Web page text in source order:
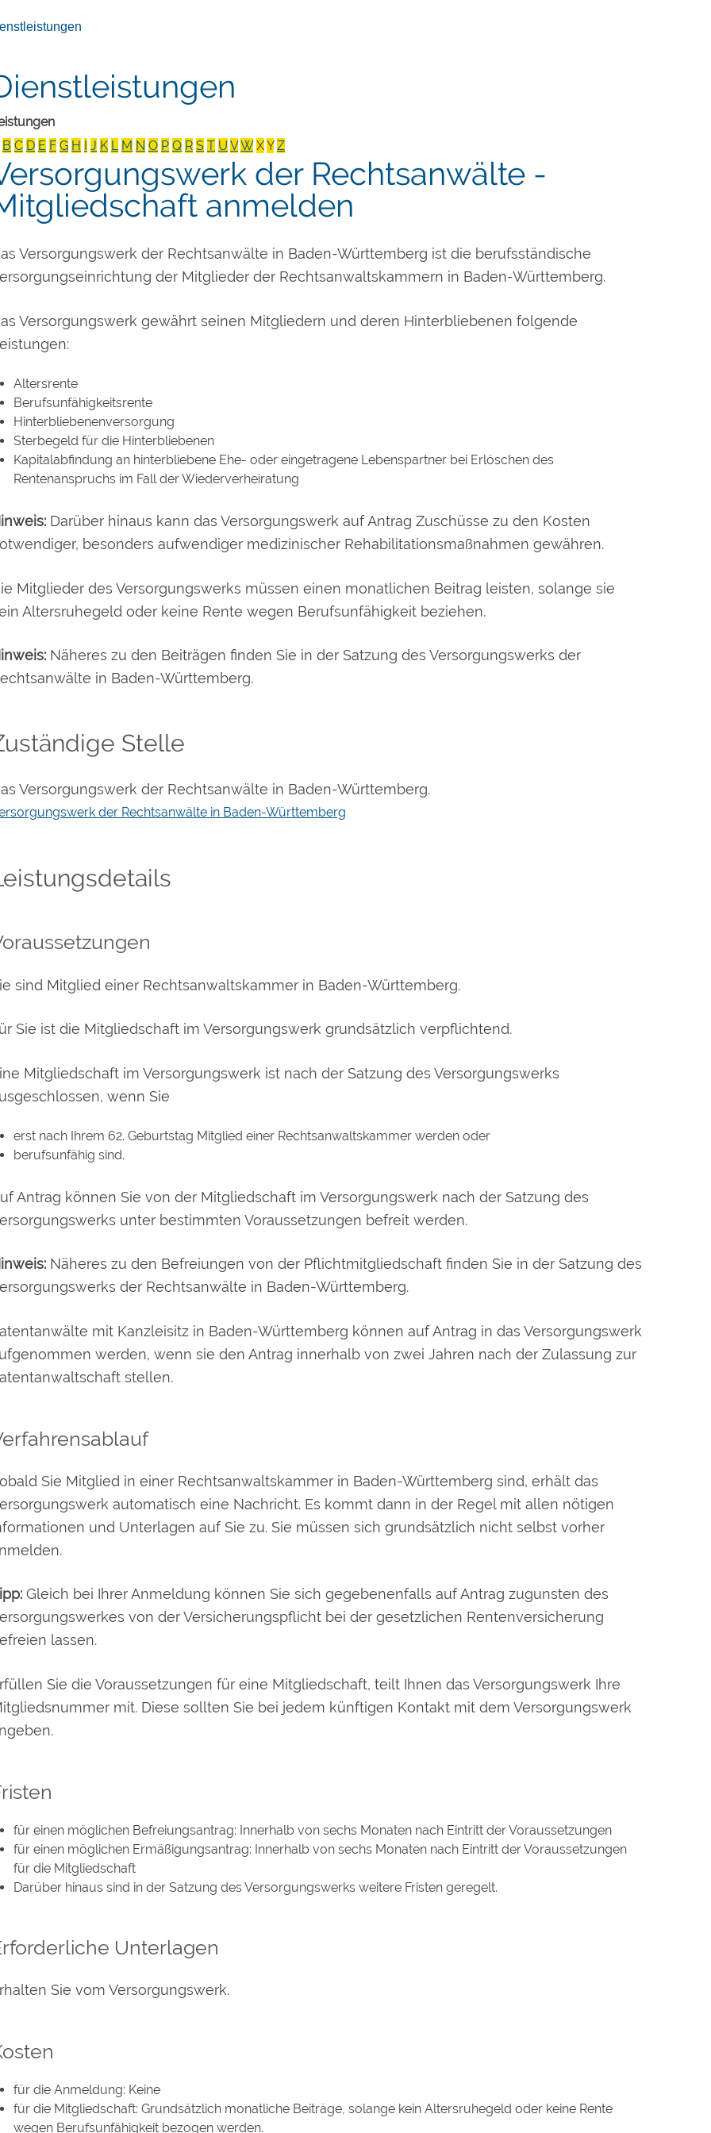
B C D E F G H I J K L M N O P Q R S T U VW XY Z
der Rechtsanwälte -
anmelden
Versorgungswerk der Rechtsanwälte in Baden-Württemberg ist die berufsständische
der Mitglieder der Rechtsanwaltskammern in Baden-Württemberg.
Versorgungswerk gewährt seinen Mitgliedern und deren Hinterbliebenen folgende
Altersrente
Berufsunfähigkeitsrente
Hinterbliebenenversorgung
Sterbegeld für die Hinterbliebenen
Kapitalabfindung an hinterbliebene Ehe- oder eingetragene Lebenspartner bei Erlöschen des
Rentenanspruchs im Fall der Wiederverheiratung
Darüber hinaus kann das Versorgungswerk auf Antrag Zuschüsse zu den Kosten
besonders aufwendiger medizinischer Rehabilitationsmaßnahmen gewähren.
Mitglieder des Versorgungswerks müssen einen monatlichen Beitrag leisten, solange sie
Altersruhegeld oder keine Rente wegen Berufsunfähigkeit beziehen.
Näheres zu den Beiträgen finden Sie in der Satzung des Versorgungswerks der
in Baden-Württemberg.
Stelle
Versorgungswerk der Rechtsanwälte in Baden-Württemberg.
der Rechtsanwälte in Baden-Württemberg
sind Mitglied einer Rechtsanwaltskammer in Baden-Württemberg.
Sie ist die Mitgliedschaft im Versorgungswerk grundsätzlich verpflichtend.
Mitgliedschaft im Versorgungswerk ist nach der Satzung des Versorgungswerks
wenn Sie
erst nach Ihrem 62. Geburtstag Mitglied einer Rechtsanwaltskammer werden oder
berufsunfähig sind.
Antrag können Sie von der Mitgliedschaft im Versorgungswerk nach der Satzung des
unter bestimmten Voraussetzungen befreit werden.
Näheres zu den Befreiungen von der Pflichtmitgliedschaft finden Sie in der Satzung des
der Rechtsanwälte in Baden-Württemberg.
mit Kanzleisitz in Baden-Württemberg können auf Antrag in das Versorgungswerk
werden, wenn sie den Antrag innerhalb von zwei Jahren nach der Zulassung zur
stellen.
Sie Mitglied in einer Rechtsanwaltskammer in Baden-Württemberg sind, erhält das
automatisch eine Nachricht. Es kommt dann in der Regel mit allen nötigen
und Unterlagen auf Sie zu. Sie müssen sich grundsätzlich nicht selbst vorher
Gleich bei Ihrer Anmeldung können Sie sich gegebenenfalls auf Antrag zugunsten des
von der Versicherungspflicht bei der gesetzlichen Rentenversicherung
lassen.
Sie die Voraussetzungen für eine Mitgliedschaft, teilt Ihnen das Versorgungswerk Ihre
mit. Diese sollten Sie bei jedem künftigen Kontakt mit dem Versorgungswerk
für einen möglichen Befreiungsantrag: Innerhalb von sechs Monaten nach Eintritt der Voraussetzungen
für einen möglichen Ermäßigungsantrag: Innerhalb von sechs Monaten nach Eintritt der Voraussetzungen
für die Mitgliedschaft
Darüber hinaus sind in der Satzung des Versorgungswerks weitere Fristen geregelt.
Unterlagen
Sie vom Versorgungswerk.
für die Anmeldung: Keine
für die Mitgliedschaft: Grundsätzlich monatliche Beiträge, solange kein Altersruhegeld oder keine Rente
wegen Berufsunfähigkeit bezogen werden.